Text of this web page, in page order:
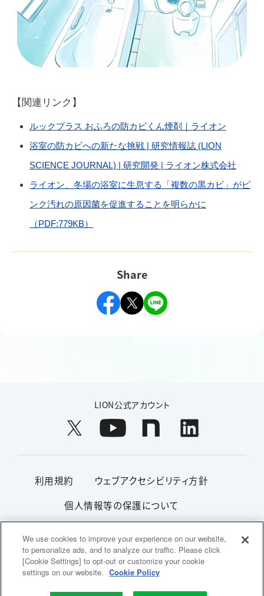
【関連リンク】
ルックプラス おふろの防カビくん煙剤｜ライオン
浴室の防カビへの新たな挑戦 | 研究情報誌 (LION
SCIENCE JOURNAL) | 研究開発 | ライオン株式会社
ライオン、冬場の浴室に生息する「複数の黒カビ」がピ
ンク汚れの原因菌を促進することを明らかに
（PDF:779KB）
Share
LION公式アカウント
利用規約
ウェブアクセシビリティ方針
個人情報等の保護について
ソーシャルメディアポリシー
サイトマップ
Copyright© 1996-2026 Lion Corporation. All rights reserved.
We use cookies to improve your experience on our website,
to personalize ads, and to analyze our traffic. Please click
[Cookie Settings] to opt-out or customize your cookie
settings on our website. Cookie Policy